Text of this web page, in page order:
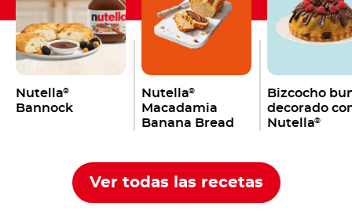
Nutella®
Bannock
Nutella®
Macadamia
Banana Bread
Bizcocho
decorado
Nutella®
Ver todas las recetas